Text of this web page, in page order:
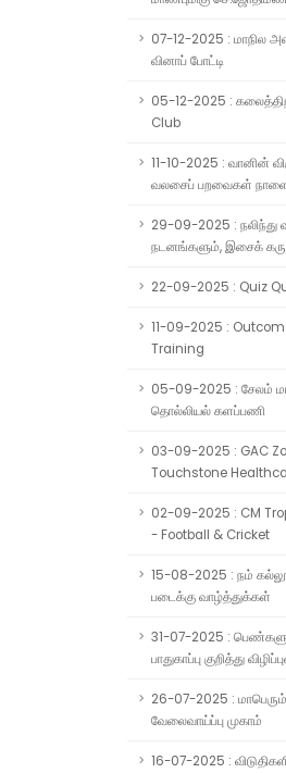
07-12-2025 : மாநில
வினாப் போட்டி
05-12-2025 :
Club
11-10-2025 : வானின்
வலசைப் பறவைகள்
29-09-2025 : நலிந்து
நடனங்களும், இசைக்
22-09-2025 : Quiz
11-09-2025 :
Training
05-09-2025 : சேலம்
தொல்லியல் களப்பணி
03-09-2025 : GAC
Touchstone
02-09-2025 : CM
- Football & Cricket
15-08-2025 : நம்
படைக்கு வாழ்த்துக்கள்
31-07-2025 :
பாதுகாப்பு குறித்து
26-07-2025 :
வேலைவாய்ப்பு முகாம்
16-07-2025 :